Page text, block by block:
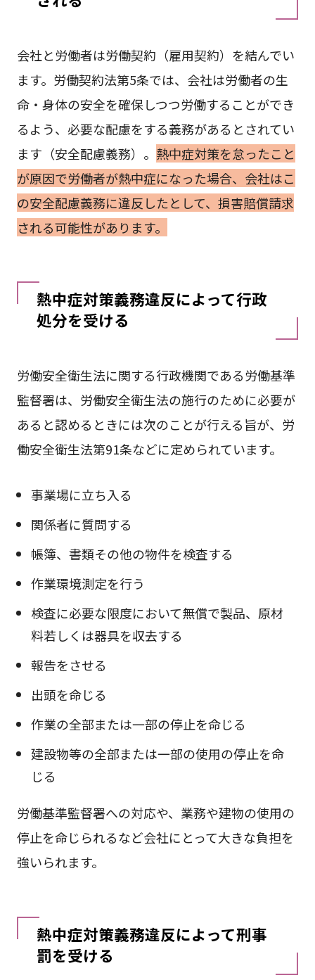
会社と労働者は労働契約（雇用契約）を結んでい
ます。労働契約法第5条では、会社は労働者の生
命・身体の安全を確保しつつ労働することができ
るよう、必要な配慮をする義務があるとされてい
ます（安全配慮義務）。 熱中症対策を怠ったこと
が原因で労働者が熱中症になった場合、会社はこ
の安全配慮義務に違反したとして、損害賠償請求
される可能性があります。
熱中症対策義務違反によって行政
処分を受ける
労働安全衛生法に関する行政機関である労働基準
監督署は、労働安全衛生法の施行のために必要が
あると認めるときには次のことが行える旨が、労
働安全衛生法第91条などに定められています。
事業場に立ち入る
関係者に質問する
帳簿、書類その他の物件を検査する
作業環境測定を行う
検査に必要な限度において無償で製品、原材
料若しくは器具を収去する
報告をさせる
出頭を命じる
作業の全部または一部の停止を命じる
建設物等の全部または一部の使用の停止を命
じる
労働基準監督署への対応や、業務や建物の使用の
停止を命じられるなど会社にとって大きな負担を
強いられます。
熱中症対策義務違反によって刑事
罰を受ける